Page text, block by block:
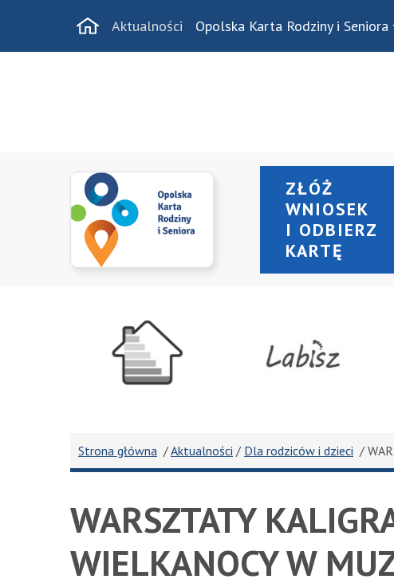
Aktualności Opolska Karta Rodziny i Seniora
ZŁÓŻ
WNIOSEK
I ODBIERZ
KARTĘ
Strona główna /Aktualności / Dla rodziców i dzieci /
WARSZTATY
WIELKANOCY W